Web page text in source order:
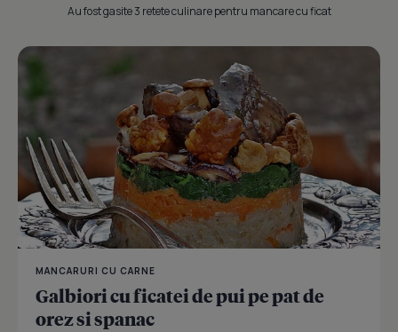
Au fost gasite 3 retete culinare pentru mancare cu ficat
MANCARURI CU CARNE
Galbiori cu ficatei de pui pe pat de
orez si spanac